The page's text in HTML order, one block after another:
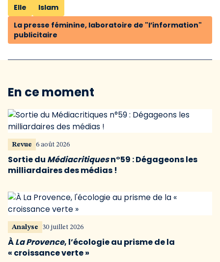
Elle
Islam
La presse féminine, laboratoire de "l’information"
publicitaire
En ce moment
Revue 6 août 2026
Sortie du Médiacritiquesn°59 : Dégageons les
milliardaires des médias !
Analyse 30 juillet 2026
ÀLa Provence, l’écologie au prisme de la
« croissance verte »